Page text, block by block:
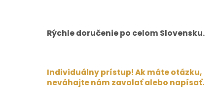
Rýchle doručenie po celom Slovensku.
Individuálny prístup! Ak máte otázku,
neváhajte nám zavolať alebo napísať.